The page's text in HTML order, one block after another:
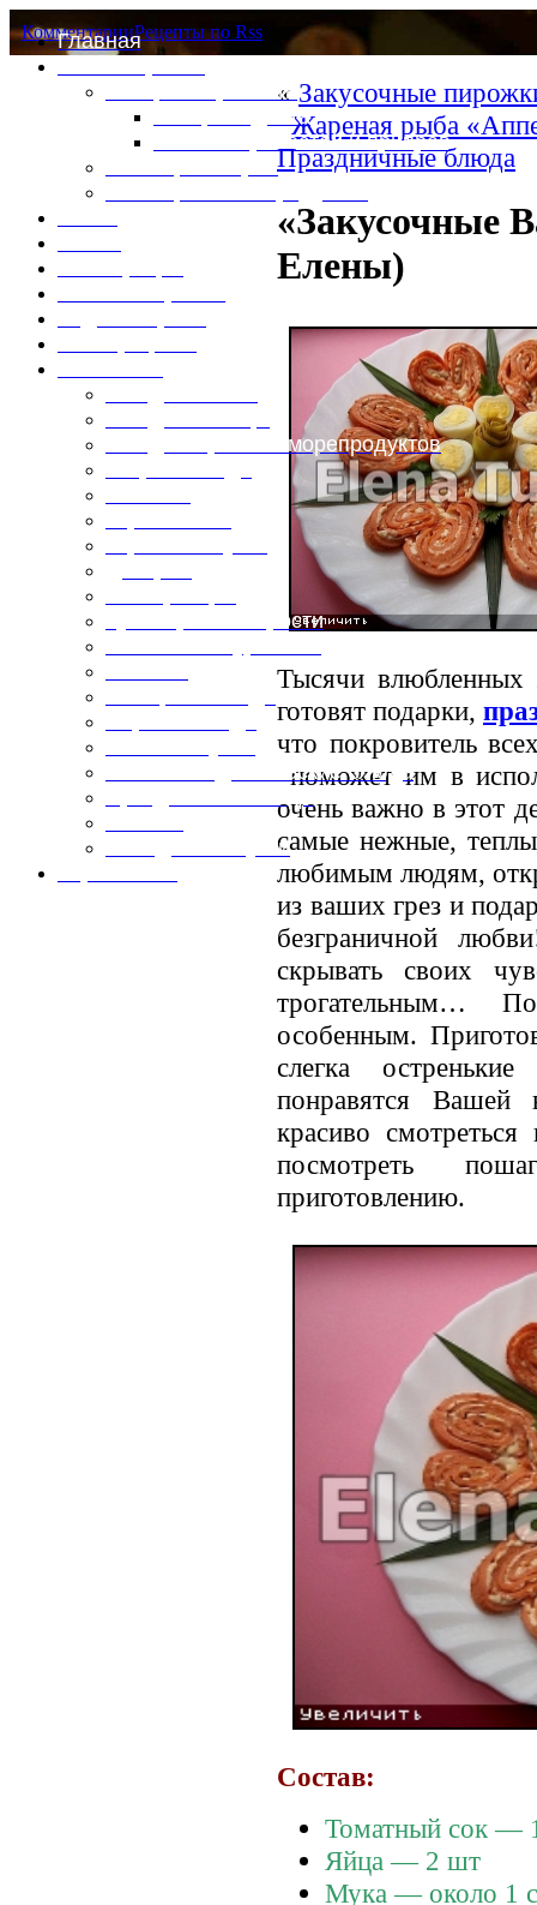
Главная
Специи и пряности
Специи и диета
Каталог пряностей и приправ
Таблица калорий
Блюда из рыбы и морепродуктов
Кулинарные хитрости
Постные и диетические блюда
Холодные закуски
КомментарииРецепты по Rss
«Закусочные
Жареная рыба
Праздничные блюда
«Закусочные
Елены)
Тысячи
готовят подарки,
что покровитель
поможет им в
очень важно в этот
самые нежные,
любимым людям,
из ваших грез и
безграничной
скрывать своих
трогательным…
особенным.
слегка
понравятся Вашей
красиво
посмотреть
приготовлению.
Состав:
Томатный сок —
Яйца — 2 шт
Мука — около 1